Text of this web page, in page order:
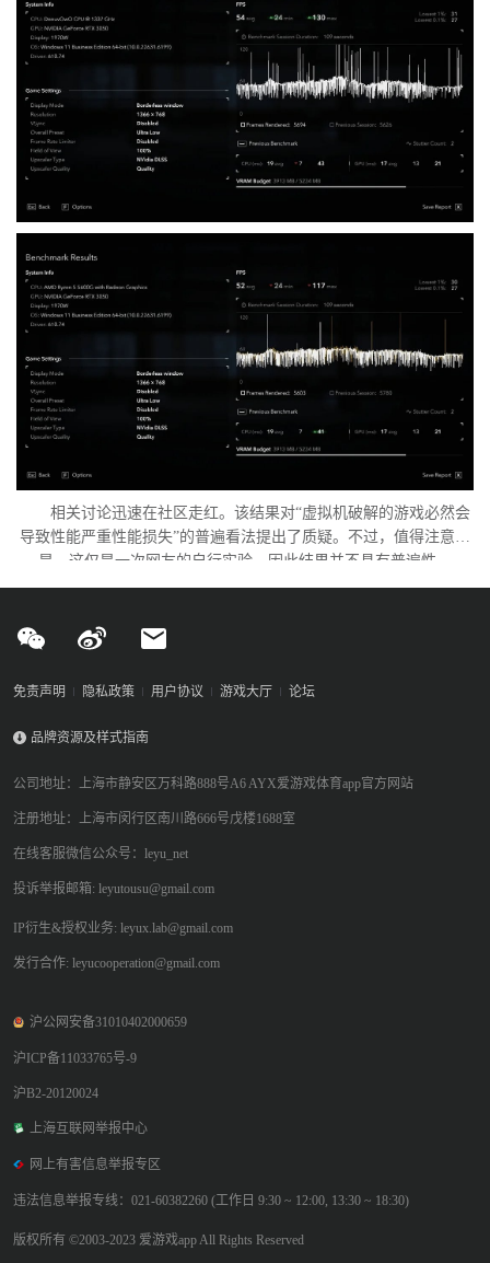
理器带来负担并降低性能，但实际上并没有发生这种情况。
相关讨论迅速在社区走红。该结果对“虚拟机破解的游戏必然会
导致性能严重性能损失”的普遍看法提出了质疑。不过，值得注意的
是，这仅是一次网友的自行实验，因此结果并不具有普遍性。
免责声明 隐私政策 用户协议 游戏大厅 论坛
品牌资源及样式指南
公司地址：上海市静安区万科路888号A6 AYX爱游戏体育app官方网站
注册地址：上海市闵行区南川路666号戊楼1688室
在线客服微信公众号：leyu_net
投诉举报邮箱: leyutousu@gmail.com
IP衍生&授权业务: leyux.lab@gmail.com
发行合作: leyucooperation@gmail.com
沪公网安备31010402000659
沪ICP备11033765号-9
沪B2-20120024
上海互联网举报中心
网上有害信息举报专区
违法信息举报专线：021-60382260 (工作日 9:30 ~ 12:00, 13:30 ~ 18:30)
版权所有 ©2003-2023 爱游戏app All Rights Reserved